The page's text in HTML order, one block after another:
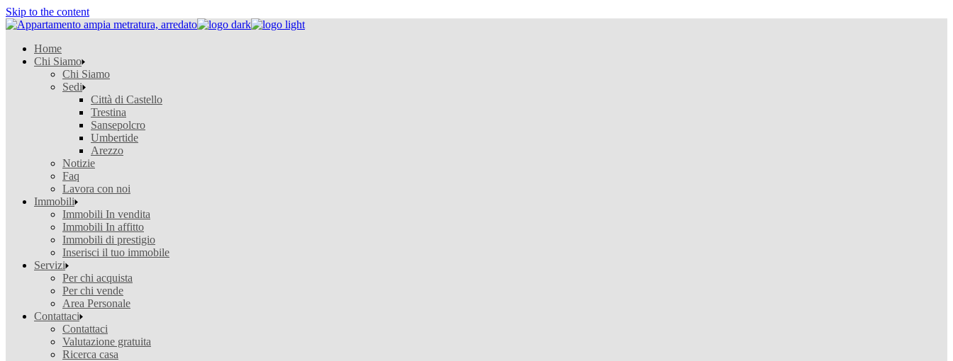
Skip to the content
Home
Chi Siamo
Chi Siamo
Sedi
Città di Castello
Trestina
Sansepolcro
Umbertide
Arezzo
Notizie
Faq
Lavora con noi
Immobili
Immobili In vendita
Immobili In affitto
Immobili di prestigio
Inserisci il tuo immobile
Servizi
Per chi acquista
Per chi vende
Area Personale
Contattaci
Contattaci
Valutazione gratuita
Ricerca casa